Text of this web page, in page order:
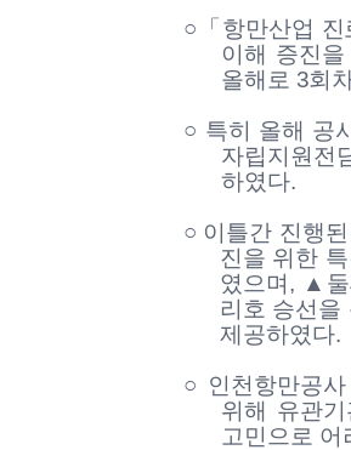
○ 「 항만산업
이해 증진
올해로 3회
○ 특히 올해 공
자립지원전
하였다.
○ 이틀간 진행
진을 위한
였으며 , ▲
리호 승선
제공하였다.
○ 인천항만공
위해 유관
고민으로